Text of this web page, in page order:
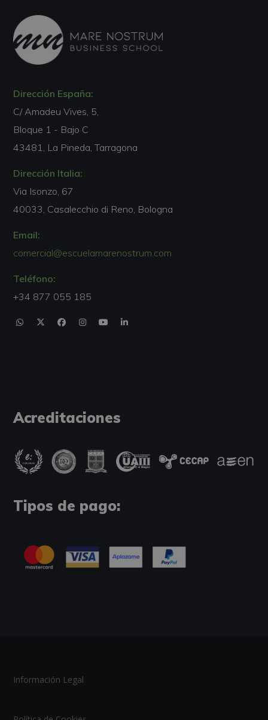
Dirección España:
C/ Amadeu Vives, 5,
Bloque 1 - Bajo C
43481, La Pineda, Tarragona
Dirección Italia:
Via Isonzo, 67
40033, Casalecchio di Reno, Bologna
Email:
comercial@escuelamarenostrum.com
Teléfono:
+34 877 055 185
Acreditaciones
Tipos de pago:
Información Legal